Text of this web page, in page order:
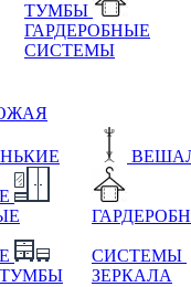
ТУМБЫ
ГАРДЕРОБНЫЕ
СИСТЕМЫ
СИСТЕМЫ
ЗЕРКАЛА